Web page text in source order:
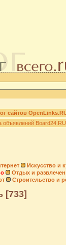
сайтов
объявлений Board24.RU
Искусство и
Отдых и
Строительство и
[733]